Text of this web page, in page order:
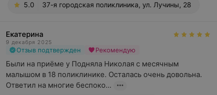
5.0 37-я городская поликлиника, ул. Лучины, 28
Екатерина
9 декабря 2025
Отзыв подтвержден Рекомендую
Были на приёме у Подняла Николая с месячным
малышом в 18 поликлинике. Осталась очень довольна.
Ответил на многие беспоко...